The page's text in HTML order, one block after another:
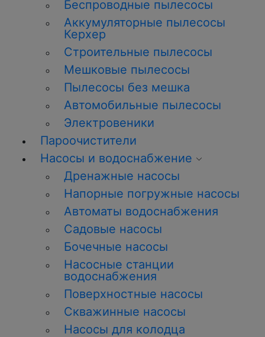
Беспроводные пылесосы
Аккумуляторные пылесосы
Керхер
Строительные пылесосы
Мешковые пылесосы
Пылесосы без мешка
Автомобильные пылесосы
Электровеники
Пароочистители
Насосы и водоснабжение
Дренажные насосы
Напорные погружные насосы
Автоматы водоснабжения
Садовые насосы
Бочечные насосы
Насосные станции
водоснабжения
Поверхностные насосы
Скважинные насосы
Насосы для колодца